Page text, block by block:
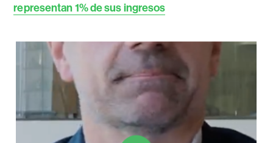
representan 1% de sus ingresos